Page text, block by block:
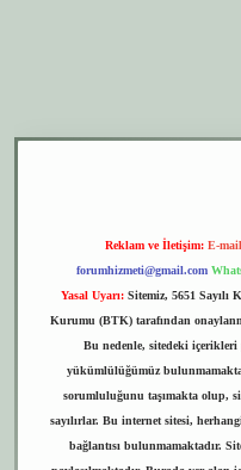
Reklam ve İletişim: E-
forumhizmeti@gmail.com
Yasal Uyarı: Sitemiz, 5651
Kurumu (BTK) tarafından
Bu nedenle, sitedeki içerikleri
yükümlülüğümüz
sorumluluğunu taşımakta olup,
sayılırlar. Bu internet sitesi,
bağlantısı bulunmamaktadır.